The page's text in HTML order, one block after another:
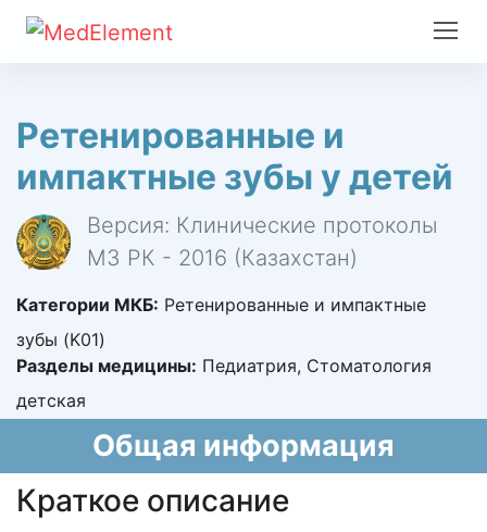
Ретенированные и
импактные зубы у детей
Версия: Клинические протоколы
МЗ РК - 2016 (Казахстан)
Категории МКБ: Ретенированные и импактные
зубы (K01)
Разделы медицины: Педиатрия, Стоматология
детская
Общая информация
Краткое описание